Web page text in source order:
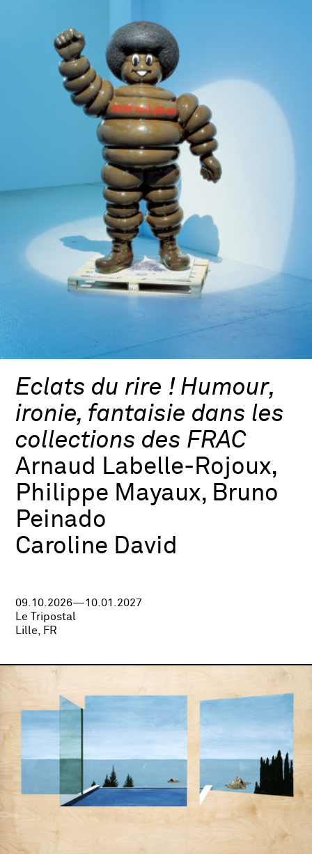
Eclats du rire ! Humour,
ironie, fantaisie dans les
collections des FRAC
Arnaud Labelle-Rojoux,
Philippe Mayaux, Bruno
Peinado
Caroline David
09.10.2026—10.01.2027
Le Tripostal
Lille, FR